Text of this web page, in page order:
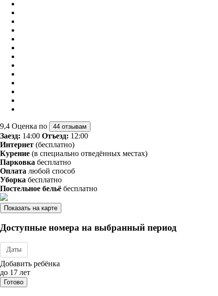
9,4 Оценка по 44 отзывам
Заезд: 14:00 Отъезд: 12:00
Интернет (бесплатно)
Курение (в специально отведённых местах)
Парковка бесплатно
Оплата любой способ
Уборка бесплатно
Постельное бельё бесплатно
Показать на карте
Доступные номера на выбранный период
Даты
Дата заезда - отъезда
Добавить ребёнка
до 17 лет
Готово